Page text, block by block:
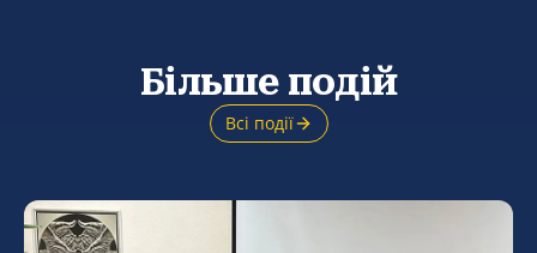
Більше подій
Всі події